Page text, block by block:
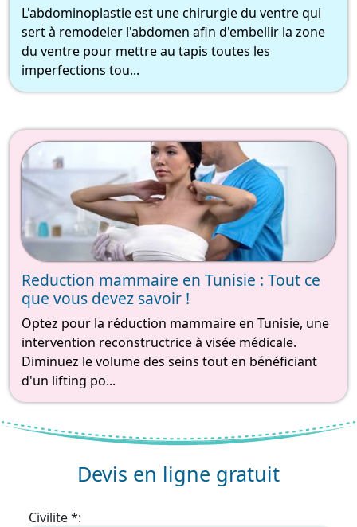
L'abdominoplastie est une chirurgie du ventre qui
sert à remodeler l'abdomen afin d'embellir la zone
du ventre pour mettre au tapis toutes les
imperfections tou...
Reduction mammaire en Tunisie : Tout ce
que vous devez savoir !
Optez pour la réduction mammaire en Tunisie, une
intervention reconstructrice à visée médicale.
Diminuez le volume des seins tout en bénéficiant
d'un lifting po...
Devis en ligne gratuit
Civilite *: